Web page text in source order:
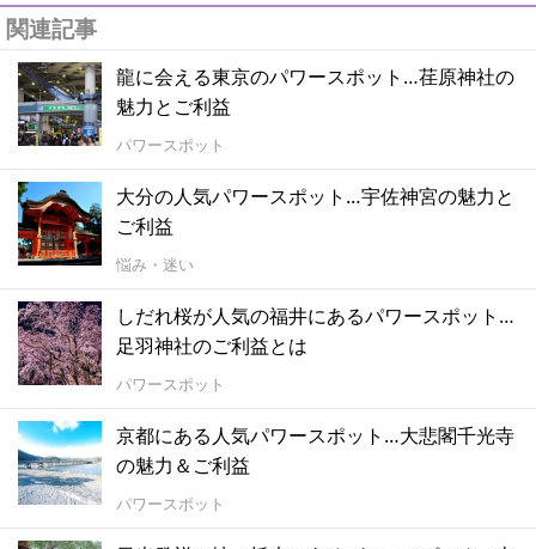
関連記事
龍に会える東京のパワースポット…荏原神社の
魅力とご利益
パワースポット
大分の人気パワースポット…宇佐神宮の魅力と
ご利益
悩み・迷い
しだれ桜が人気の福井にあるパワースポット…
足羽神社のご利益とは
パワースポット
京都にある人気パワースポット…大悲閣千光寺
の魅力＆ご利益
パワースポット